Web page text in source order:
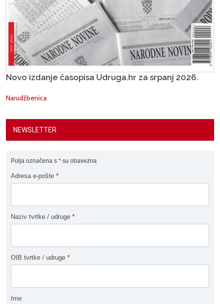
Novo izdanje časopisa Udruga.hr za srpanj 2026.
Narudžbenica
NEWSLETTER
Polja označena s * su obavezna
Adresa e-pošte *
Naziv tvrtke / udruge *
OIB tvrtke / udruge *
Ime